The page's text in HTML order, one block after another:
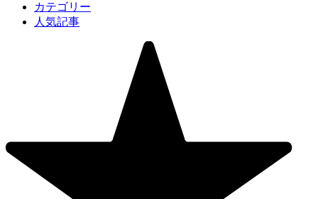
カテゴリー
人気記事